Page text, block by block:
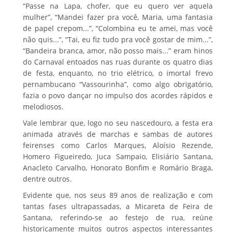
“Passe na Lapa, chofer, que eu quero ver aquela
mulher”, “Mandei fazer pra você, Maria, uma fantasia
de papel crepom...”, “Colombina eu te amei, mas você
não quis...”, “Tai, eu fiz tudo pra você gostar de mim...”,
“Bandeira branca, amor, não posso mais...” eram hinos
do Carnaval entoados nas ruas durante os quatro dias
de festa, enquanto, no trio elétrico, o imortal frevo
pernambucano “Vassourinha”, como algo obrigatório,
fazia o povo dançar no impulso dos acordes rápidos e
melodiosos.
Vale lembrar que, logo no seu nascedouro, a festa era
animada através de marchas e sambas de autores
feirenses como Carlos Marques, Aloísio Rezende,
Homero Figueiredo, Juca Sampaio, Elisiário Santana,
Anacleto Carvalho, Honorato Bonfim e Romário Braga,
dentre outros.
Evidente que, nos seus 89 anos de realização e com
tantas fases ultrapassadas, a Micareta de Feira de
Santana, referindo-se ao festejo de rua, reúne
historicamente muitos outros aspectos interessantes